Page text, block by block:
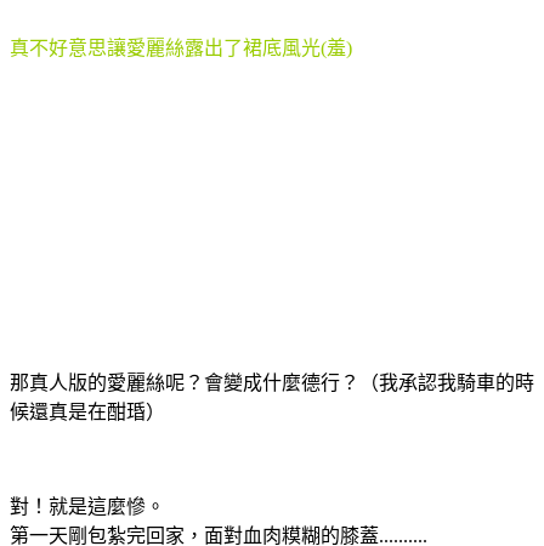
真不好意思讓愛麗絲露出了裙底風光(羞)
那真人版的愛麗絲呢？會變成什麼德行？（我承認我騎車的時
候還真是在酣琘）
對！就是這麼慘。
第一天剛包紮完回家，面對血肉糢糊的膝蓋..........